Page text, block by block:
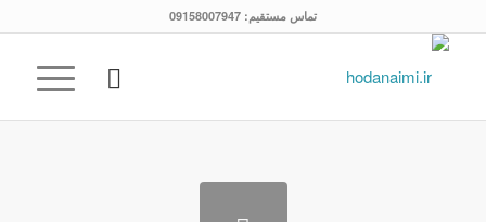
تماس مستقیم: 09158007947